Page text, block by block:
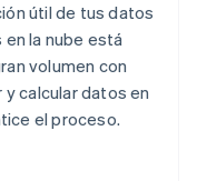
útil de tus datos
la nube está
volumen con
y calcular datos en
el proceso.